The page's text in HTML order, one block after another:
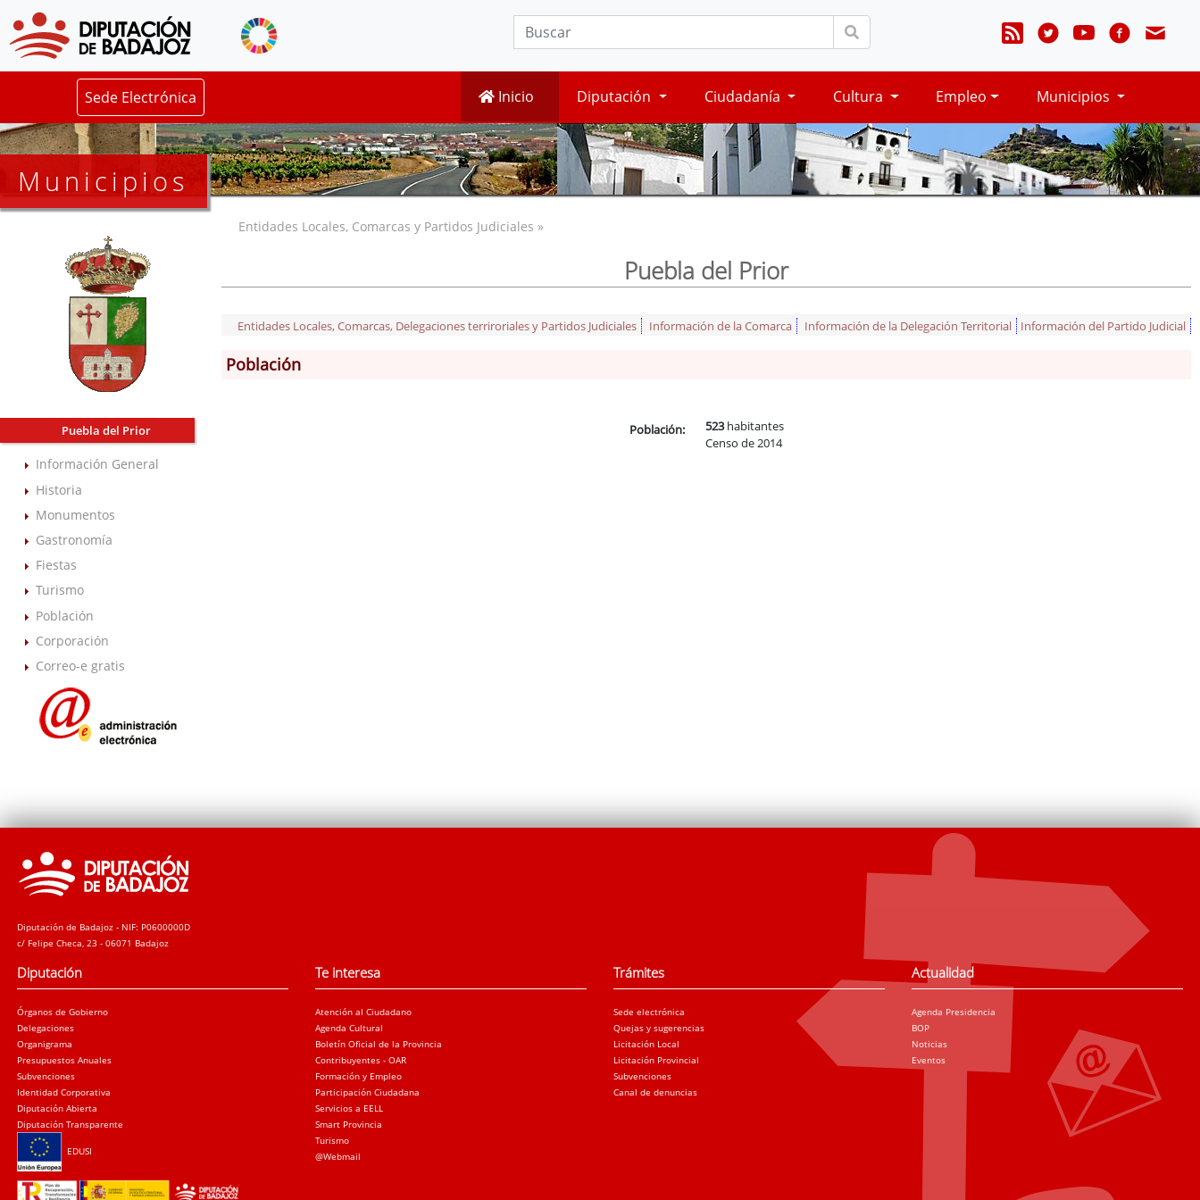
Sede Electrónica Inicio Diputación Ciudadanía Cultura Empleo Municipios
Municipios
Puebla del Prior
Información General
Historia
Monumentos
Gastronomía
Fiestas
Turismo
Población
Corporación
Correo-e gratis
Entidades Locales, Comarcas y Partidos Judiciales »
Puebla del Prior
Entidades Locales, Comarcas, Delegaciones terriroriales y Partidos Judiciales Información de la Comarca Información de la Delegación Territorial Información del Partido Judicial
Población
Población: 523habitantes
Censo de 2014
Diputación de Badajoz - NIF: P0600000D
c/ Felipe Checa, 23 - 06071 Badajoz
Diputación
Órganos de Gobierno
Delegaciones
Organigrama
Presupuestos Anuales
Subvenciones
Identidad Corporativa
Diputación Abierta
Diputación Transparente
EDUSI
Te interesa
Atención al Ciudadano
Agenda Cultural
Boletín Oficial de la Provincia
Contribuyentes - OAR
Formación y Empleo
Participación Ciudadana
Servicios a EELL
Smart Provincia
Turismo
@Webmail
Trámites
Sede electrónica
Quejas y sugerencias
Licitación Local
Licitación Provincial
Subvenciones
Canal de denuncias
Actualidad
Agenda Presidencia
BOP
Noticias
Eventos